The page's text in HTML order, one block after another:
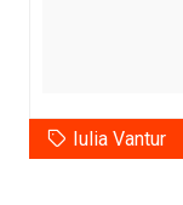
Iulia Vantur